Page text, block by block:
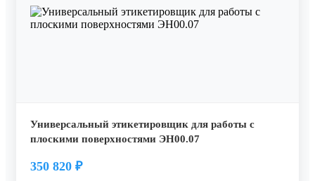
Универсальный этикетировщик для работы с
плоскими поверхностями ЭН00.07
350 820 ₽